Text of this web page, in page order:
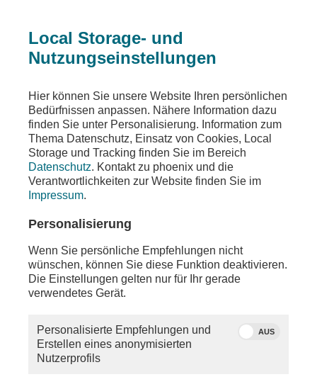
Local Storage- und
Nutzungseinstellungen
Hier können Sie unsere Website Ihren persönlichen
Bedürfnissen anpassen. Nähere Information dazu
finden Sie unter Personalisierung. Information zum
Thema Datenschutz, Einsatz von Cookies, Local
Storage und Tracking finden Sie im Bereich
Datenschutz. Kontakt zu phoenix und die
Verantwortlichkeiten zur Website finden Sie im
Impressum.
Personalisierung
Wenn Sie persönliche Empfehlungen nicht
wünschen, können Sie diese Funktion deaktivieren.
Die Einstellungen gelten nur für Ihr gerade
verwendetes Gerät.
Personalisierte Empfehlungen und
Erstellen eines anonymisierten
Nutzerprofils
AUS